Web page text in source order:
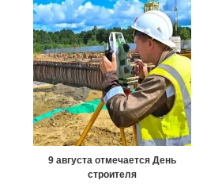
9 августа отмечается День
строителя